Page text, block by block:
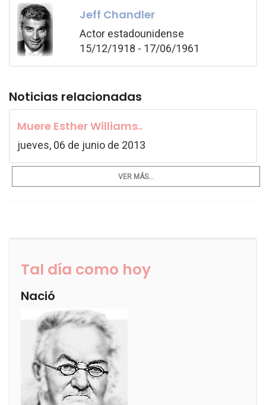
Jeff Chandler
Actor estadounidense
15/12/1918 - 17/06/1961
Noticias relacionadas
Muere Esther Williams..
jueves, 06 de junio de 2013
VER MÁS...
Tal día como hoy
Nació